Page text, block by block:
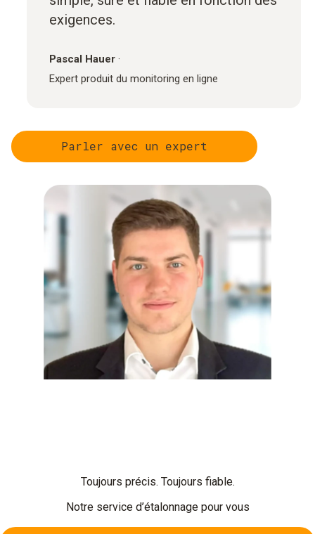
exigences.
Pascal Hauer ·
Expert produit du monitoring en ligne
Parler avec un expert
Toujours précis. Toujours fiable.
Notre service d’étalonnage pour vous